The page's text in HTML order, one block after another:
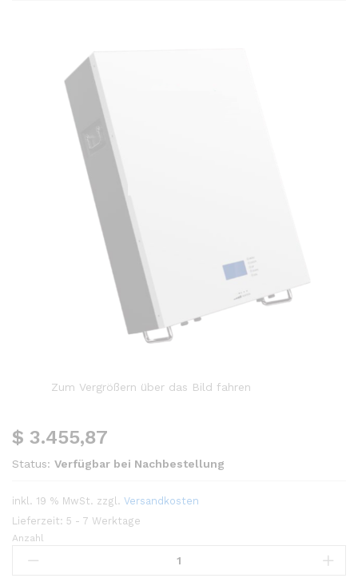
Zum Vergrößern über das Bild fahren
$ 3.455,87
Status: Verfügbar bei Nachbestellung
inkl. 19 % MwSt. zzgl. Versandkosten
Lieferzeit: 5 - 7 Werktage
Anzahl